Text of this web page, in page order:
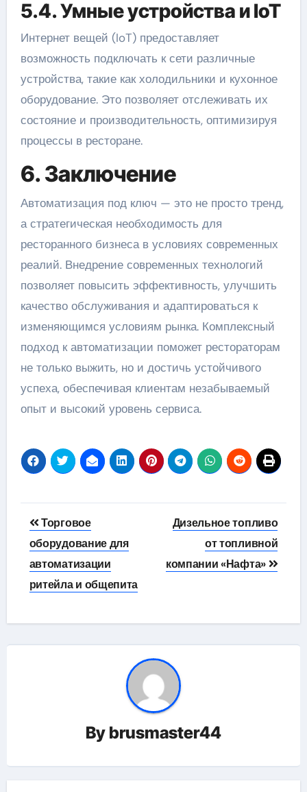
5.4. Умные устройства и IoT
Интернет вещей (IoT) предоставляет
возможность подключать к сети различные
устройства, такие как холодильники и кухонное
оборудование. Это позволяет отслеживать их
состояние и производительность, оптимизируя
процессы в ресторане.
6. Заключение
Автоматизация под ключ — это не просто тренд,
а стратегическая необходимость для
ресторанного бизнеса в условиях современных
реалий. Внедрение современных технологий
позволяет повысить эффективность, улучшить
качество обслуживания и адаптироваться к
изменяющимся условиям рынка. Комплексный
подход к автоматизации поможет рестораторам
не только выжить, но и достичь устойчивого
успеха, обеспечивая клиентам незабываемый
опыт и высокий уровень сервиса.
Навигация
по
записям
Торговое
оборудование для
автоматизации
ритейла и общепита
Дизельное топливо
от топливной
компании «Нафта»
By brusmaster44